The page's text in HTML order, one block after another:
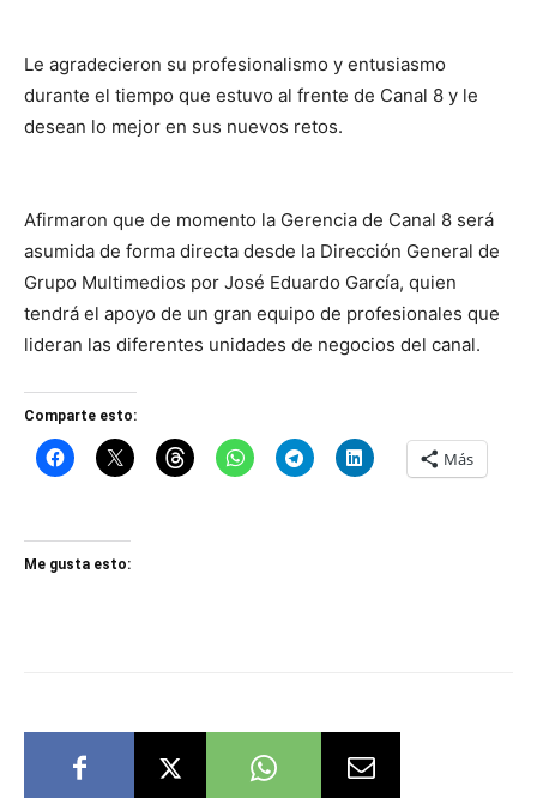
Le agradecieron su profesionalismo y entusiasmo
durante el tiempo que estuvo al frente de Canal 8 y le
desean lo mejor en sus nuevos retos.
Afirmaron que de momento la Gerencia de Canal 8 será
asumida de forma directa desde la Dirección General de
Grupo Multimedios por José Eduardo García, quien
tendrá el apoyo de un gran equipo de profesionales que
lideran las diferentes unidades de negocios del canal.
Comparte esto:
Más
Me gusta esto: